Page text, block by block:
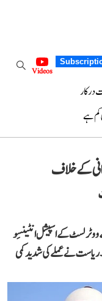
Videos
درکار
ہے
کے خلاف
لسٹ کے اسپیشل انٹینسِو
نے عملے کی شدید کمی